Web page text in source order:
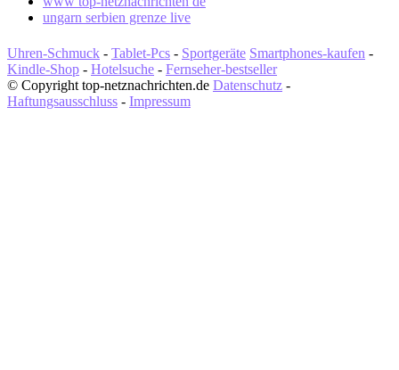
ungarn serbien grenze live
Uhren-Schmuck - Tablet-Pcs - Sportgeräte Smartphones-kaufen -
Kindle-Shop - Hotelsuche - Fernseher-bestseller
© Copyright top-netznachrichten.de Datenschutz -
Haftungsausschluss - Impressum